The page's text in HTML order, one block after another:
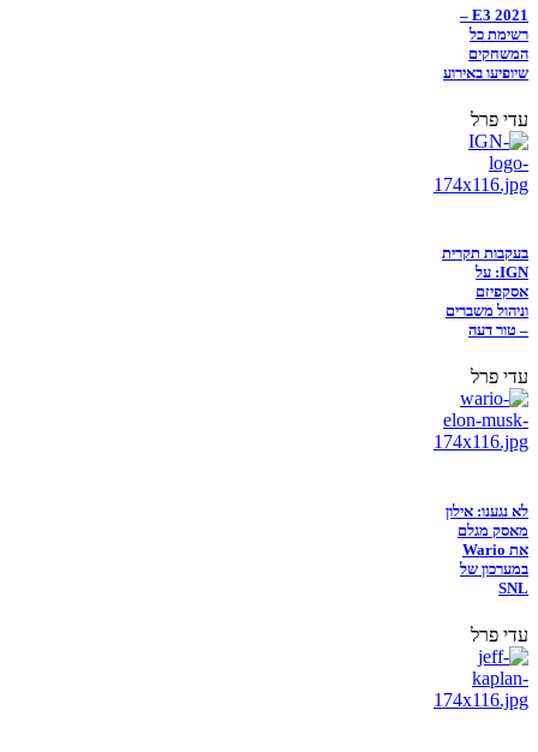
E3 2021 –
רשימת כל
המשחקים
שיופיעו באירוע
עדי פרל
בעקבות תקרית
IGN: על
אסקפיזם
וניהול משברים
– טור דעה
עדי פרל
לא נגענו: אילון
מאסק מגלם
את Wario
במערכון של
SNL
עדי פרל